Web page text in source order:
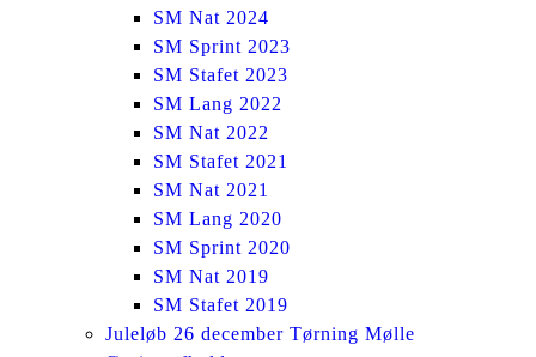
SM Nat 2024
SM Sprint 2023
SM Stafet 2023
SM Lang 2022
SM Nat 2022
SM Stafet 2021
SM Nat 2021
SM Lang 2020
SM Sprint 2020
SM Nat 2019
SM Stafet 2019
Juleløb 26 december Tørning Mølle